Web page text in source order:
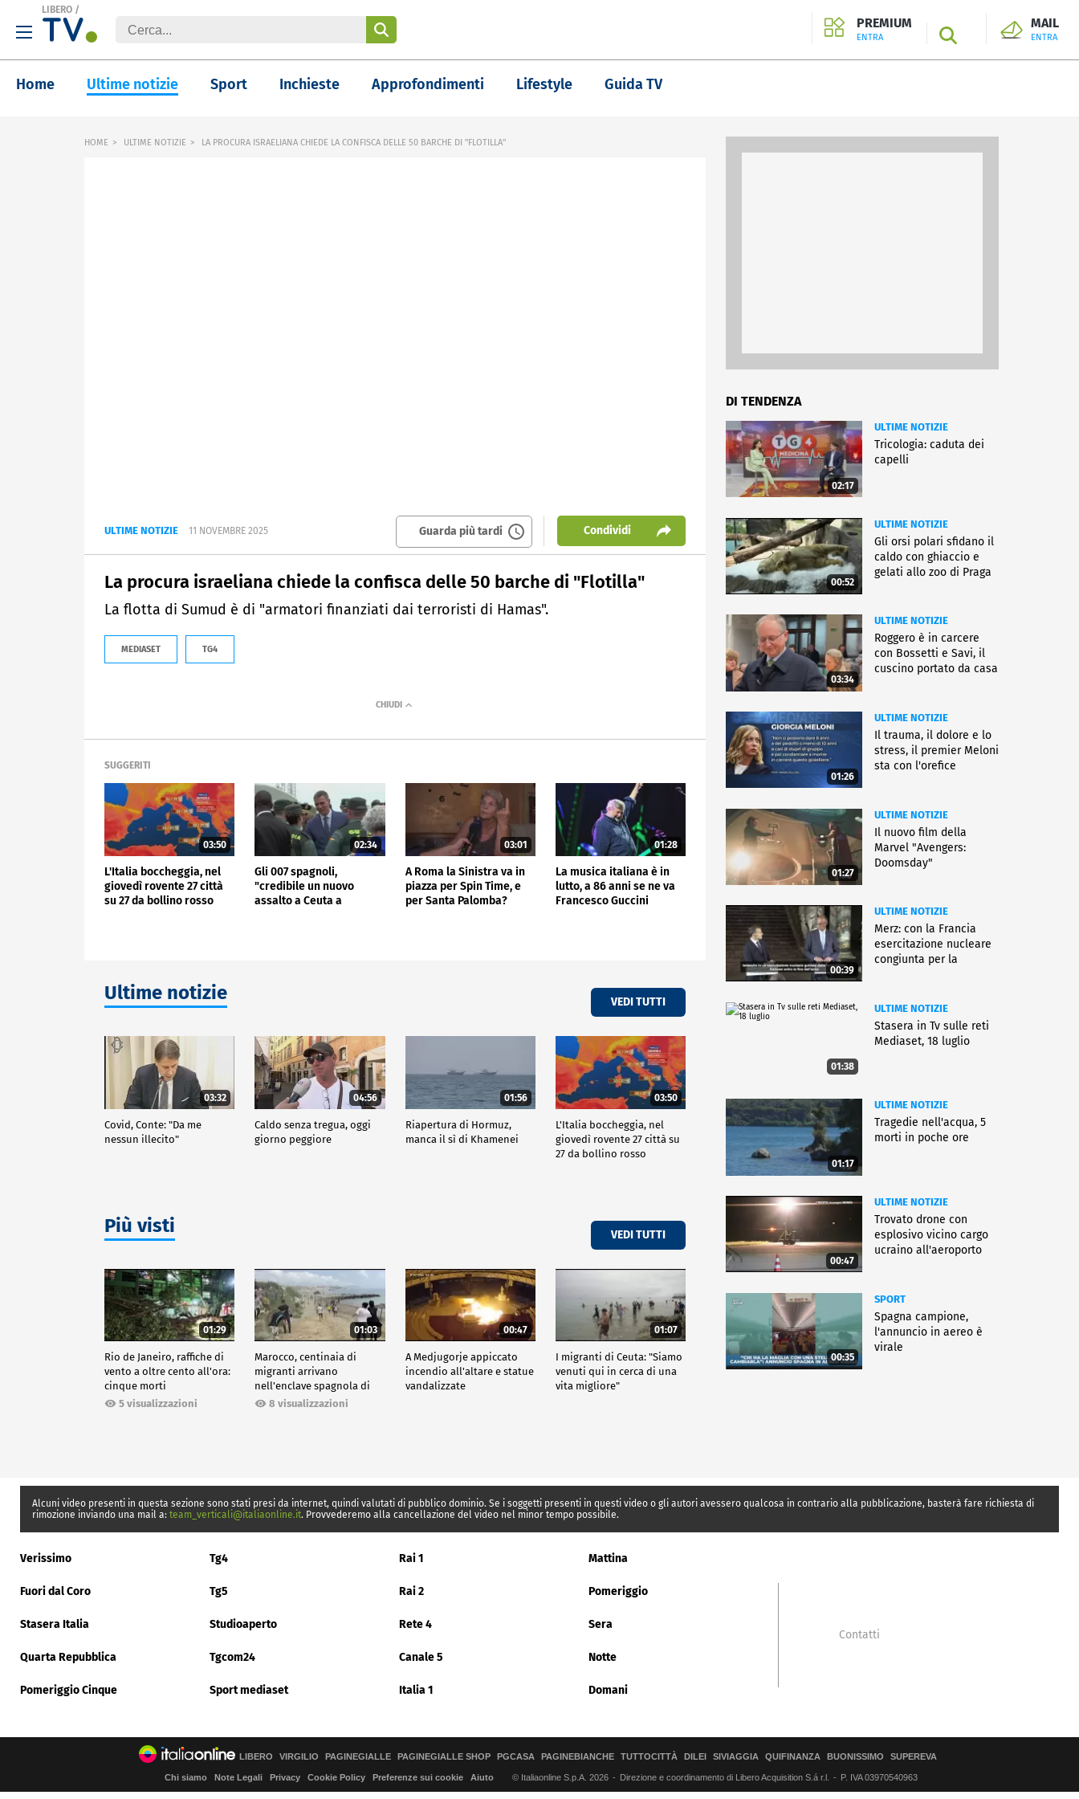
LIBERO /
PREMIUM
ENTRA SEARCH
MAIL
ENTRA
Home Ultime notizie Sport Inchieste Approfondimenti Lifestyle Guida TV
HOME ULTIME NOTIZIE LA PROCURA ISRAELIANA CHIEDE LA CONFISCA DELLE 50 BARCHE DI "FLOTILLA"
ULTIME NOTIZIE 11 NOVEMBRE 2025 Guarda più tardi Condividi
La procura israeliana chiede la confisca delle 50 barche di "Flotilla"
La flotta di Sumud è di "armatori finanziati dai terroristi di Hamas".
MEDIASET TG4
SUGGERITI
03:50
L'Italia boccheggia, nel
giovedì rovente 27 città
su 27 da bollino rosso
02:34
Gli 007 spagnoli,
"credibile un nuovo
assalto a Ceuta a
03:01
A Roma la Sinistra va in
piazza per Spin Time, e
per Santa Palomba?
01:28
La musica italiana è in
lutto, a 86 anni se ne va
Francesco Guccini
Ultime notizie VEDI TUTTI
03:32
Covid, Conte: "Da me
nessun illecito"
04:56
Caldo senza tregua, oggi
giorno peggiore
01:56
Riapertura di Hormuz,
manca il sì di Khamenei
03:50
L'Italia boccheggia, nel
giovedì rovente 27 città su
27 da bollino rosso
Più visti VEDI TUTTI
01:29
Rio de Janeiro, raffiche di
vento a oltre cento all'ora:
cinque morti
5 visualizzazioni
01:03
Marocco, centinaia di
migranti arrivano
nell'enclave spagnola di
Ceuta8 visualizzazioni
00:47
A Medjugorje appiccato
incendio all'altare e statue
vandalizzate
01:07
I migranti di Ceuta: "Siamo
venuti qui in cerca di una
vita migliore"
DI TENDENZA
02:17
ULTIME NOTIZIE
Tricologia: caduta dei
capelli
00:52
ULTIME NOTIZIE
Gli orsi polari sfidano il
caldo con ghiaccio e
gelati allo zoo di Praga
03:34
ULTIME NOTIZIE
Roggero è in carcere
con Bossetti e Savi, il
cuscino portato da casa
01:26
ULTIME NOTIZIE
Il trauma, il dolore e lo
stress, il premier Meloni
sta con l'orefice
01:27
ULTIME NOTIZIE
Il nuovo film della
Marvel "Avengers:
Doomsday"
00:39
ULTIME NOTIZIE
Merz: con la Francia
esercitazione nucleare
congiunta per la
01:38
ULTIME NOTIZIE
Stasera in Tv sulle reti
Mediaset, 18 luglio
01:17
ULTIME NOTIZIE
Tragedie nell'acqua, 5
morti in poche ore
00:47
ULTIME NOTIZIE
Trovato drone con
esplosivo vicino cargo
ucraino all'aeroporto
00:35
SPORT
Spagna campione,
l'annuncio in aereo è
virale
Alcuni video presenti in questa sezione sono stati presi da internet, quindi valutati di pubblico dominio. Se i soggetti presenti in questi video o gli autori avessero qualcosa in contrario alla pubblicazione, basterà fare richiesta di
rimozione inviando una mail a: team_verticali@italiaonline.it. Provvederemo alla cancellazione del video nel minor tempo possibile.
Verissimo Tg4 Rai 1 Mattina
Fuori dal Coro Tg5 Rai 2 Pomeriggio
Stasera Italia Studioaperto Rete 4 Sera
Quarta Repubblica Tgcom24 Canale 5 Notte
Pomeriggio Cinque Sport mediaset Italia 1 Domani
Contatti
LIBERO VIRGILIO PAGINEGIALLE PAGINEGIALLE SHOP PGCASA PAGINEBIANCHE TUTTOCITTÀ DILEI SIVIAGGIA QUIFINANZA BUONISSIMO SUPEREVA
Chi siamo Note Legali Privacy Cookie Policy Preferenze sui cookie Aiuto © Italiaonline S.p.A. 2026 Direzione e coordinamento di Libero Acquisition S.á r.l. P. IVA 03970540963